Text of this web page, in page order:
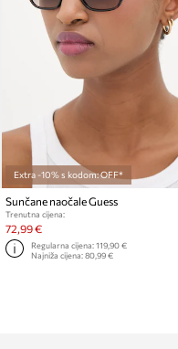
Extra -10% s kodom: OFF*
Sunčane naočale Guess
Trenutna cijena:
72,99 €
Regularna cijena: 119,90 €
Najniža cijena: 80,99 €